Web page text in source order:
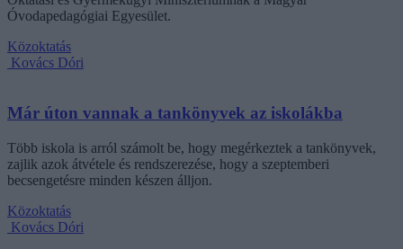
Óvodapedagógiai Egyesület.
Közoktatás
Kovács Dóri
Már úton vannak a tankönyvek az iskolákba
Több iskola is arról számolt be, hogy megérkeztek a tankönyvek,
zajlik azok átvétele és rendszerezése, hogy a szeptemberi
becsengetésre minden készen álljon.
Közoktatás
Kovács Dóri